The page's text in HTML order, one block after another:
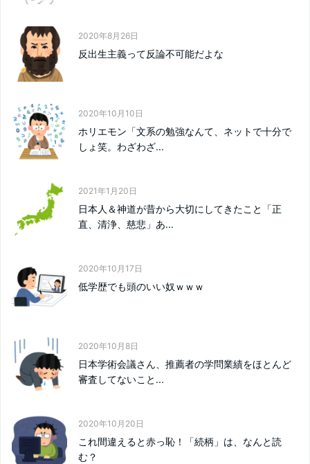
2020年8月26日
反出生主義って反論不可能だよな
2020年10月10日
ホリエモン「文系の勉強なんて、ネットで十分で
しょ笑。わざわざ...
2021年1月20日
日本人＆神道が昔から大切にしてきたこと「正
直、清浄、慈悲」あ...
2020年10月17日
低学歴でも頭のいい奴ｗｗｗ
2020年10月8日
日本学術会議さん、推薦者の学問業績をほとんど
審査してないこと...
2020年10月20日
これ間違えると赤っ恥！「続柄」は、なんと読
む？